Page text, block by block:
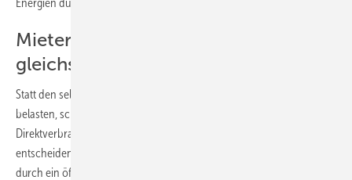
Mieterstrom dem Eigenverbrauch
gleichstellen
Statt den selbst genutzten Solarstrom mit einer EEG-Umlage zu
belasten, schlagen die Ausschüsse des Bundesrates vor, den
Direktverbrauch dem Eigenverbrauch gleichzustellen. Das
entscheidende Kriterium dabei müsse sein, dass der Strom nicht
durch ein öffentliches Netz geleitet wird. „Der Eigenverbrauch für den